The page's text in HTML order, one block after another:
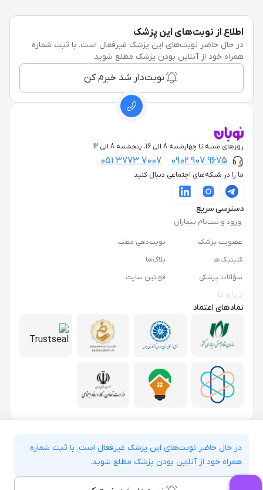
در حال حاضر نوبت‌های این پزشک غیرفعال است. با ثبت شماره
همراه خود از آنلاین بودن پزشک مطلع شوید.
اطلاع از نوبت‌های این پزشک
در حال حاضر نوبت‌های این پزشک غیرفعال است. با ثبت شماره
همراه خود از آنلاین بودن پزشک مطلع شوید.
نوبت‌دار شد خبرم کن
روزهای شنبه تا چهارشنبه 8 الی 16، پنجشنبه 8 الی 12
0902 907 9675
051 3773 7007
ما را در شبکه‌های اجتماعی دنبال کنید
دسترسی سریع
ورود و ثبت‌نام بیماران
عضویت پزشک
نوبت‌دهی مطب
کلینیک‌ها
بلاگ‌ها
سؤالات پزشکی
قوانین سایت
درباره ما
نمادهای اعتماد